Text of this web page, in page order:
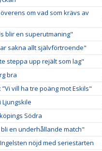
om vad som krävs av
blir en superutmaning"
sakna allt självförtroende"
steppa upp rejält som lag"
bra
vill ha tre poäng mot Eskils"
Ljungskile
Södra
bli en underhållande match"
nöjd med seriestarten